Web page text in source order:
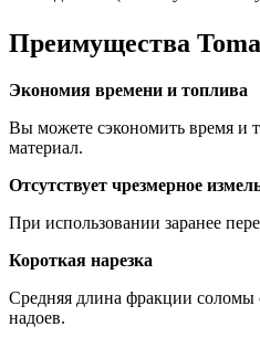
Преимущества
Экономия времени и топлива
Вы можете сэкономить время и
материал.
Отсутствует чрезмерное
При использовании заранее
Короткая нарезка
Средняя длина фракции соломы
надоев.